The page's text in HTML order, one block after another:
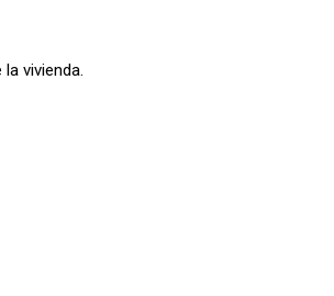
vivienda.